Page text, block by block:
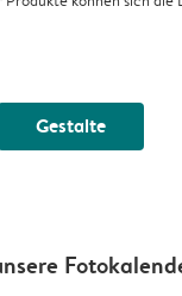
Gestalte